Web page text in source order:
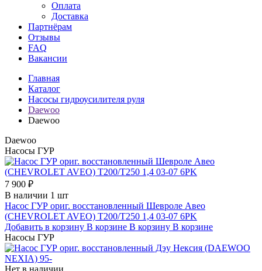
Оплата
Доставка
Партнёрам
Отзывы
FAQ
Вакансии
Главная
Каталог
Насосы гидроусилителя руля
Daewoo
Daewoo
Daewoo
Насосы ГУР
7 900 ₽
В наличии 1 шт
Насос ГУР ориг. восстановленный Шевроле Авео
(CHEVROLET AVEO) T200/T250 1,4 03-07 6PK
Добавить в корзину В корзине В корзину В корзине
Насосы ГУР
Нет в наличии